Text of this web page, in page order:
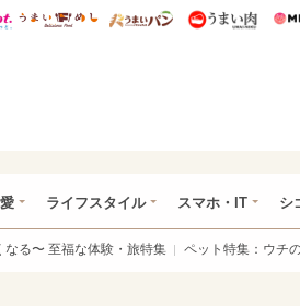
総研 ディズニー特集
mimot. うまいめし うまいパン う
ライフスタイル スマホ・IT シ
なる〜 至福な体験・旅特集 ペット特集：ウチ